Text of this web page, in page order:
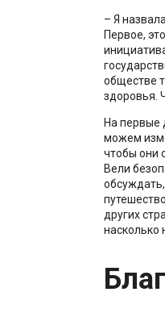
– Я
Первое,
обществе
здоровья.
На первые
можем
чтобы они
Вели
других
насколько